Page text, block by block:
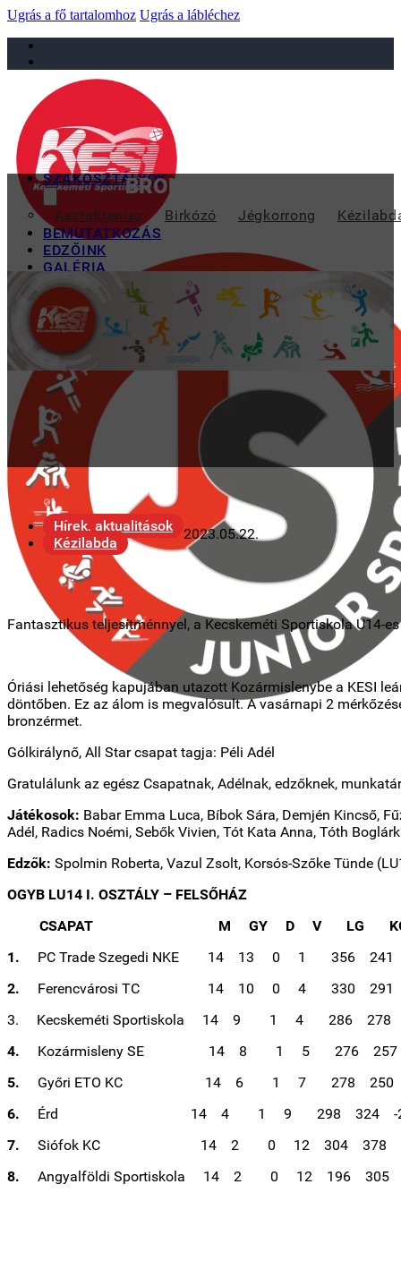
Ugrás a fő tartalomhoz Ugrás a lábléchez
sportiskola@juniorsportkft.hu
SZAKOSZTÁLYOK
Asztalitenisz Birkózó Jégkorrong
BEMUTATKOZÁS
EDZŐINK
GALÉRIA
TAO
KAPCSOLAT
BRONZÉRMES A
Hírek, aktualitások
Kézilabda
2023.05.22.
Fantasztikus teljesítménnyel, a Kecskeméti Sportiskola U14-
Óriási lehetőség kapujában utazott Kozármislenybe a KESI
döntőben. Ez az álom is megvalósult. A vasárnapi 2
bronzérmet.
Gólkirálynő, All Star csapat tagja: Péli Adél
Gratulálunk az egész Csapatnak, Adélnak, edzőknek,
Játékosok: Babar Emma Luca, Bíbok Sára, Demjén Kincső,
Adél, Radics Noémi, Sebők Vivien, Tót Kata Anna, Tóth
Edzők: Spolmin Roberta, Vazul Zsolt, Korsós-Szőke Tünde
OGYB LU14 I. OSZTÁLY – FELSŐHÁZ
CSAPAT M GY D V LG
1. PC Trade Szegedi NKE 14 13 0 1 356
2. Ferencvárosi TC 14 10 0 4 330
3. Kecskeméti Sportiskola 14 9 1 4 286
4. Kozármisleny SE 14 8 1 5 276
5. Győri ETO KC 14 6 1 7 278
6. Érd 14 4 1 9 298 324
7. Siófok KC 14 2 0 12 304
8. Angyalföldi Sportiskola 14 2 0 12 196